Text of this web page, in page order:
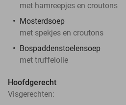
met hamreepjes en croutons
Mosterdsoep
met spekjes en croutons
Bospaddenstoelensoep
met truffelolie
Hoofdgerecht
Visgerechten: